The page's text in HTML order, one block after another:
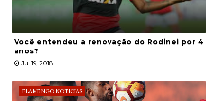
Você entendeu a renovação do Rodinei por 4
anos?
Jul 19, 2018
FLAMENGO NOTICIAS